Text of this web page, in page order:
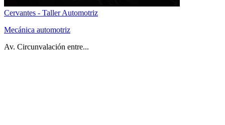
Cervantes - Taller Automotriz
Mecánica automotriz
Av. Circunvalación entre...